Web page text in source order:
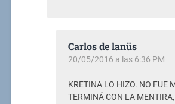
Carlos de lanüs
20/05/2016 a las 6:36 PM
KRETINA LO HIZO. NO FUE
TERMINÁ CON LA